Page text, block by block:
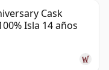
Cask
Isla 14 años